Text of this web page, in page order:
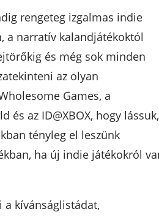
rengeteg izgalmas indie
a narratív kalandjátékoktól
és még sok minden
az olyan
Games, a
és az ID@XBOX, hogy lássuk,
tényleg el leszünk
ha új indie játékokról
a kívánságlistádat,